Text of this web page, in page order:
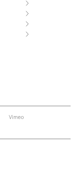
Vimeo